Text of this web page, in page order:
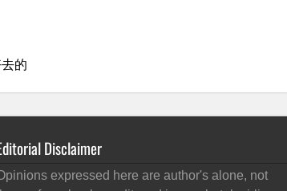
Disclaimer
expressed here are author's alone, not